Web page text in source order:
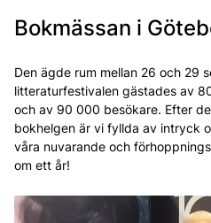
Bokmässan i
Den ägde rum mellan 26 och 29
litteraturfestivalen gästades av
och av 90 000 besökare. Efter
bokhelgen är vi fyllda av intryck
våra nuvarande och
om ett år!